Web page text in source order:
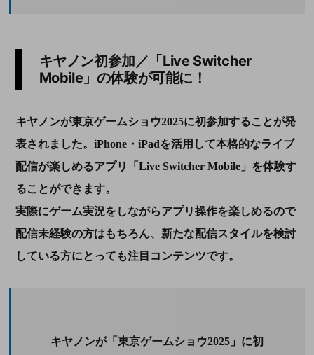
キヤノン初参加／「Live Switcher
Mobile」の体験が可能に！
キヤノンが東京ゲームショウ2025に初参加することが発
表されました。iPhone・iPadを活用して本格的なライブ
配信が楽しめるアプリ「Live Switcher Mobile」を体験す
ることができます。
実際にゲーム実況をしながらアプリ操作を楽しめるので
配信未経験の方はもちろん、新たな配信スタイルを検討
している方にとっても注目コンテンツです。
キヤノンが「東京ゲームショウ2025」に初